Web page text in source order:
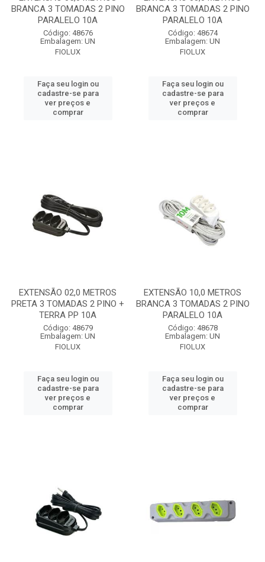
BRANCA 3 TOMADAS 2 PINO
PARALELO 10A
Código: 48676
Embalagem: UN
FIOLUX
Faça seu login ou
cadastre-se para
ver preços e
comprar
BRANCA 3 TOMADAS 2 PINO
PARALELO 10A
Código: 48674
Embalagem: UN
FIOLUX
Faça seu login ou
cadastre-se para
ver preços e
comprar
EXTENSÃO 02,0 METROS
PRETA 3 TOMADAS 2 PINO +
TERRA PP 10A
Código: 48679
Embalagem: UN
FIOLUX
Faça seu login ou
cadastre-se para
ver preços e
comprar
EXTENSÃO 10,0 METROS
BRANCA 3 TOMADAS 2 PINO
PARALELO 10A
Código: 48678
Embalagem: UN
FIOLUX
Faça seu login ou
cadastre-se para
ver preços e
comprar